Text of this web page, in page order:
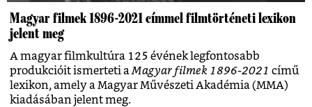
Magyar filmek 1896-2021 címmel filmtörténeti lexikon
jelent meg
A magyar filmkultúra 125 évének legfontosabb
produkcióit ismerteti a Magyar filmek 1896-2021 című
lexikon, amely a Magyar Művészeti Akadémia (MMA)
kiadásában jelent meg.